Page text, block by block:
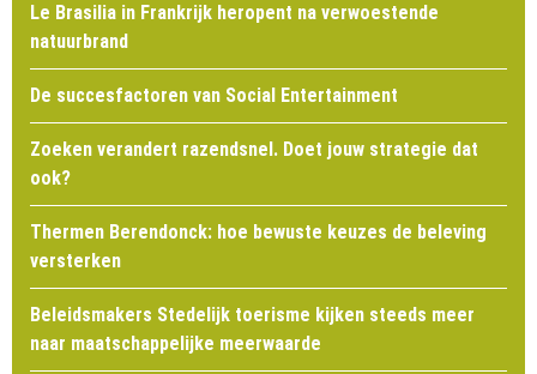
Le Brasilia in Frankrijk heropent na verwoestende
natuurbrand
De succesfactoren van Social Entertainment
Zoeken verandert razendsnel. Doet jouw strategie dat
ook?
Thermen Berendonck: hoe bewuste keuzes de beleving
versterken
Beleidsmakers Stedelijk toerisme kijken steeds meer
naar maatschappelijke meerwaarde